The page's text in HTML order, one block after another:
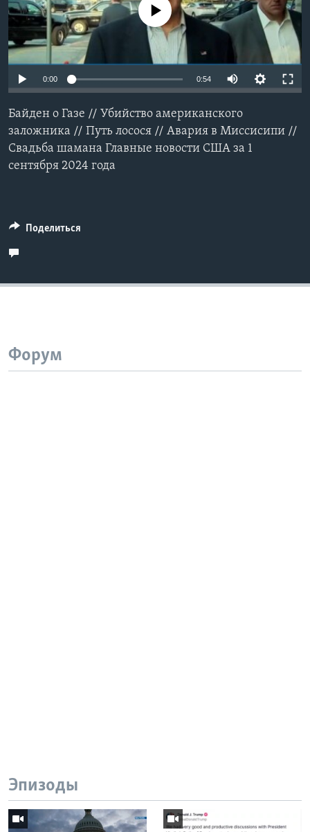
Learning English
СОЦИАЛЬНЫЕ СЕТИ
Языки
No media source currently available
0:00 0:54
Байден о Газе // Убийство американского
заложника // Путь лосося // Авария в Миссисипи //
Свадьба шамана Главные новости США за 1
сентября 2024 года
Поделиться
Форум
Эпизоды